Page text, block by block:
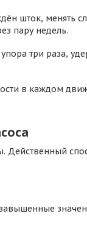
шток, менять
пару недель.
три раза,
в каждом
Действенный